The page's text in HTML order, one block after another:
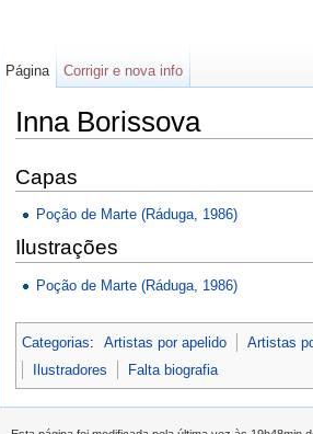
Inna Borissova
Capas
Poção de Marte (Ráduga, 1986)
Ilustrações
Poção de Marte (Ráduga, 1986)
Categorias: Artistas por apelido
Artistas
Ilustradores
Falta biografia
Página Corrigir e nova info